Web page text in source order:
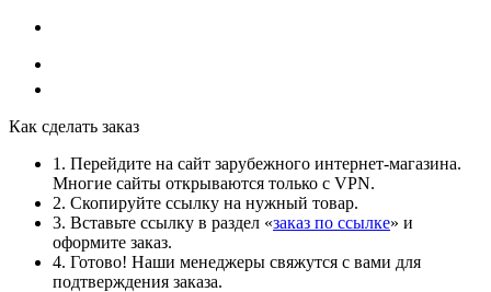
Как сделать заказ
1. Перейдите на сайт зарубежного интернет-магазина.
Многие сайты открываются только с VPN.
2. Скопируйте ссылку на нужный товар.
3. Вставьте ссылку в раздел «заказ по ссылке» и
оформите заказ.
4. Готово! Наши менеджеры свяжутся с вами для
подтверждения заказа.